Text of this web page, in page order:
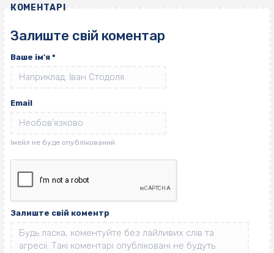
КОМЕНТАРІ
Залиште свій коментар
Ваше ім'я *
Email
Залиште свій коментр